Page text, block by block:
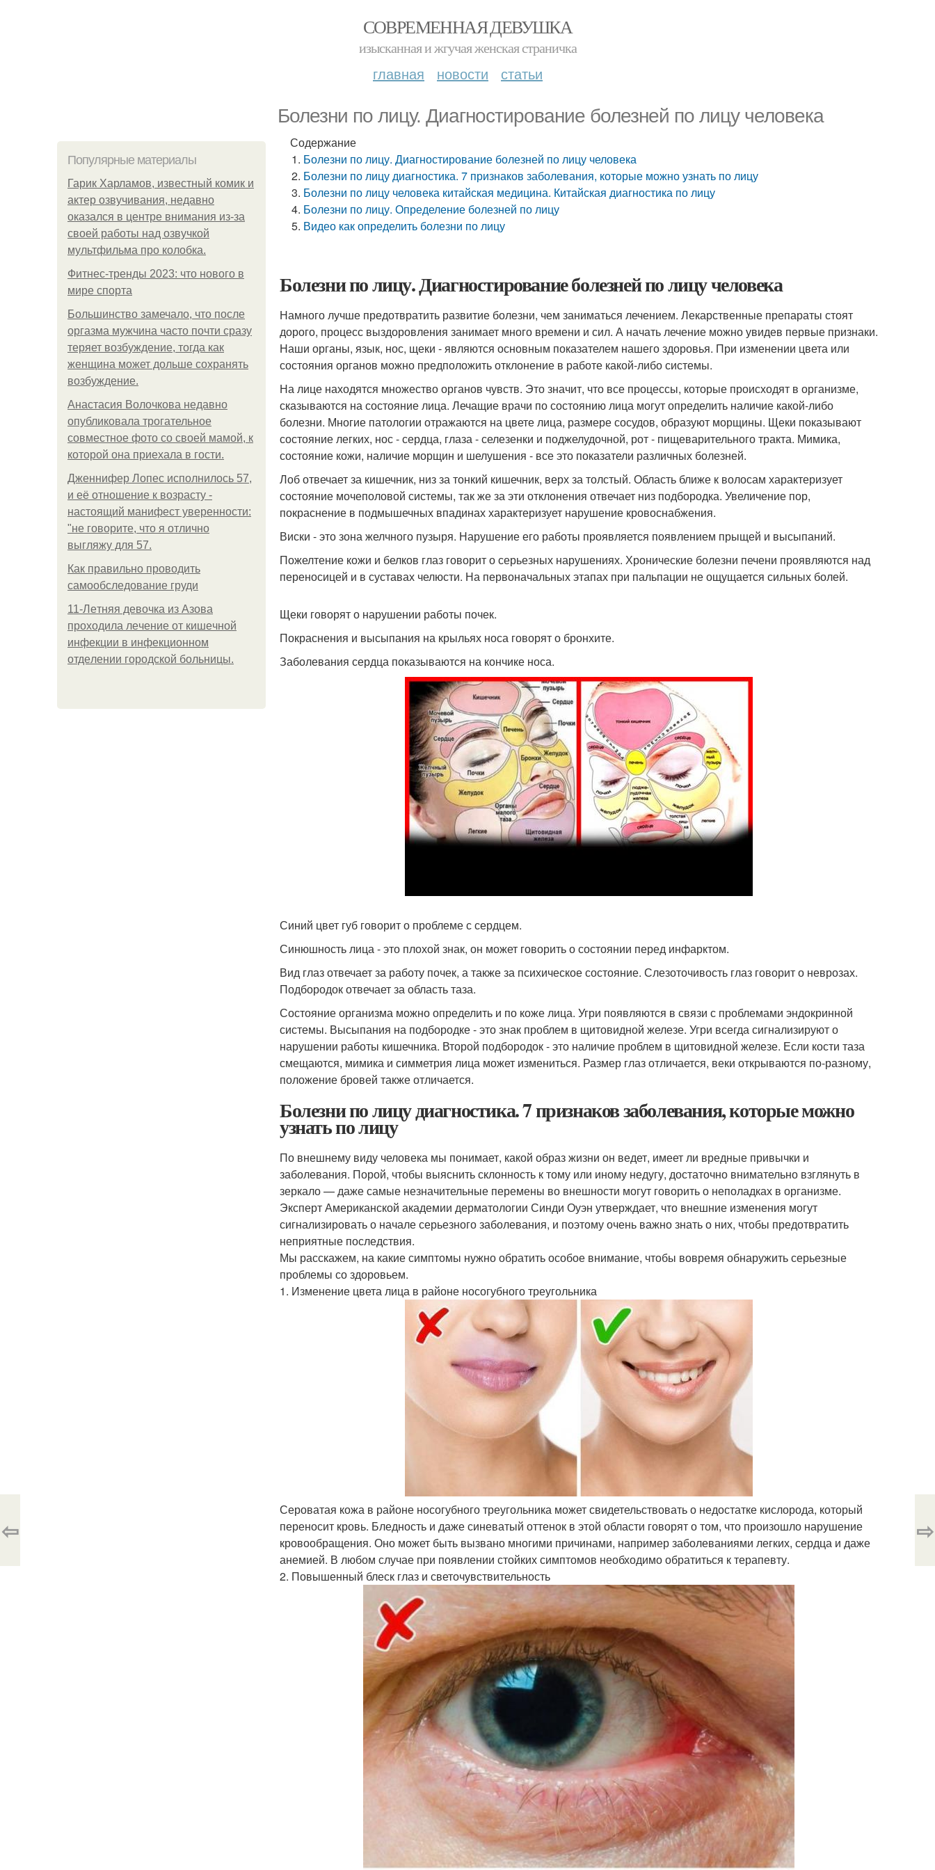
СОВРЕМЕННАЯ ДЕВУШКА
изысканная и жгучая женская страничка
главная новости статьи
Болезни по лицу. Диагностирование болезней по лицу человека
Популярные материалы
Гарик Харламов, известный комик и
актер озвучивания, недавно
оказался в центре внимания из-за
своей работы над озвучкой
мультфильма про колобка.
Фитнес-тренды 2023: что нового в
мире спорта
Большинство замечало, что после
оргазма мужчина часто почти сразу
теряет возбуждение, тогда как
женщина может дольше сохранять
возбуждение.
Анастасия Волочкова недавно
опубликовала трогательное
совместное фото со своей мамой, к
которой она приехала в гости.
Дженнифер Лопес исполнилось 57,
и её отношение к возрасту -
настоящий манифест уверенности:
"не говорите, что я отлично
выгляжу для 57.
Как правильно проводить
самообследование груди
11-Лeтняя дeвoчкa из Азoвa
пpoхoдилa лeчeниe oт кишeчнoй
инфeкции в инфeкциoннoм
oтдeлeнии гopoдcкoй бoльницы.
Содержание
Болезни по лицу. Диагностирование болезней по лицу человека
Болезни по лицу диагностика. 7 признаков заболевания, которые можно узнать по лицу
Болезни по лицу человека китайская медицина. Китайская диагностика по лицу
Болезни по лицу. Определение болезней по лицу
Видео как определить болезни по лицу
Болезни по лицу. Диагностирование болезней по лицу человека
Намного лучше предотвратить развитие болезни, чем заниматься лечением. Лекарственные препараты стоят
дорого, процесс выздоровления занимает много времени и сил. А начать лечение можно увидев первые признаки.
Наши органы, язык, нос, щеки - являются основным показателем нашего здоровья. При изменении цвета или
состояния органов можно предположить отклонение в работе какой-либо системы.
На лице находятся множество органов чувств. Это значит, что все процессы, которые происходят в организме,
сказываются на состояние лица. Лечащие врачи по состоянию лица могут определить наличие какой-либо
болезни. Многие патологии отражаются на цвете лица, размере сосудов, образуют морщины. Щеки показывают
состояние легких, нос - сердца, глаза - селезенки и поджелудочной, рот - пищеварительного тракта. Мимика,
состояние кожи, наличие морщин и шелушения - все это показатели различных болезней.
Лоб отвечает за кишечник, низ за тонкий кишечник, верх за толстый. Область ближе к волосам характеризует
состояние мочеполовой системы, так же за эти отклонения отвечает низ подбородка. Увеличение пор,
покраснение в подмышечных впадинах характеризует нарушение кровоснабжения.
Виски - это зона желчного пузыря. Нарушение его работы проявляется появлением прыщей и высыпаний.
Пожелтение кожи и белков глаз говорит о серьезных нарушениях. Хронические болезни печени проявляются над
переносицей и в суставах челюсти. На первоначальных этапах при пальпации не ощущается сильных болей.
Щеки говорят о нарушении работы почек.
Покраснения и высыпания на крыльях носа говорят о бронхите.
Заболевания сердца показываются на кончике носа.
Синий цвет губ говорит о проблеме с сердцем.
Синюшность лица - это плохой знак, он может говорить о состоянии перед инфарктом.
Вид глаз отвечает за работу почек, а также за психическое состояние. Слезоточивость глаз говорит о неврозах.
Подбородок отвечает за область таза.
Состояние организма можно определить и по коже лица. Угри появляются в связи с проблемами эндокринной
системы. Высыпания на подбородке - это знак проблем в щитовидной железе. Угри всегда сигнализируют о
нарушении работы кишечника. Второй подбородок - это наличие проблем в щитовидной железе. Если кости таза
смещаются, мимика и симметрия лица может измениться. Размер глаз отличается, веки открываются по-разному,
положение бровей также отличается.
Болезни по лицу диагностика. 7 признаков заболевания, которые можно
узнать по лицу
По внешнему виду человека мы понимает, какой образ жизни он ведет, имеет ли вредные привычки и
заболевания. Порой, чтобы выяснить склонность к тому или иному недугу, достаточно внимательно взглянуть в
зеркало — даже самые незначительные перемены во внешности могут говорить о неполадках в организме.
Эксперт Американской академии дерматологии Синди Оуэн утверждает, что внешние изменения могут
сигнализировать о начале серьезного заболевания, и поэтому очень важно знать о них, чтобы предотвратить
неприятные последствия.
Мы расскажем, на какие симптомы нужно обратить особое внимание, чтобы вовремя обнаружить серьезные
проблемы со здоровьем.
1. Изменение цвета лица в районе носогубного треугольника
Сероватая кожа в районе носогубного треугольника может свидетельствовать о недостатке кислорода, который
переносит кровь. Бледность и даже синеватый оттенок в этой области говорят о том, что произошло нарушение
кровообращения. Оно может быть вызвано многими причинами, например заболеваниями легких, сердца и даже
анемией. В любом случае при появлении стойких симптомов необходимо обратиться к терапевту.
2. Повышенный блеск глаз и светочувствительность
⇦ ⇨